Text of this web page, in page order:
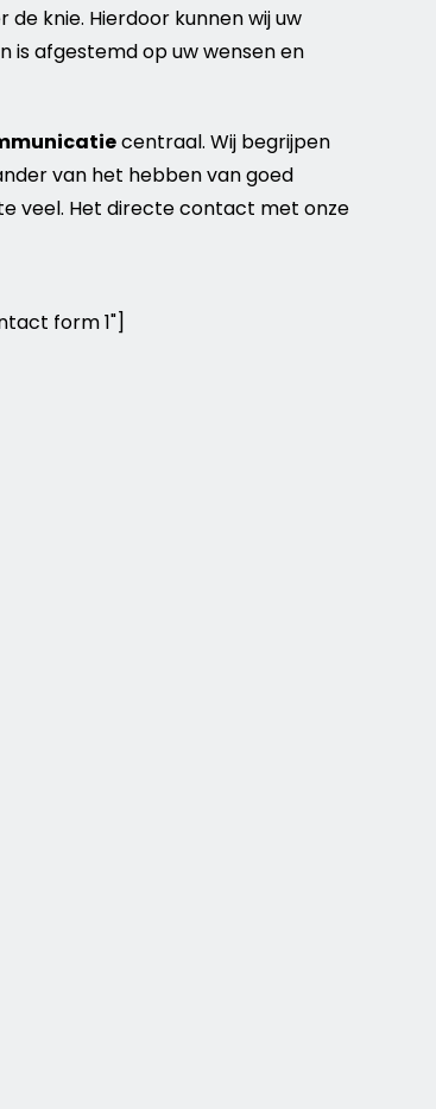
knie. Hierdoor kunnen wij uw
is afgestemd op uw wensen en
centraal. Wij begrijpen
van het hebben van goed
veel. Het directe contact met onze
form 1"]